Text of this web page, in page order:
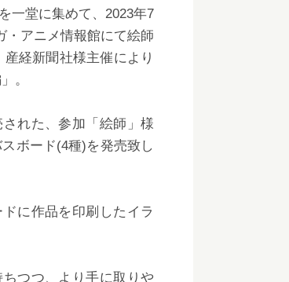
一堂に集めて、2023年7
・アニメ情報館にて絵師
経新聞社様主催により
。
れた、参加「絵師」様
ボード(4種)を発売致し
に作品を印刷したイラ
つつ、より手に取りや